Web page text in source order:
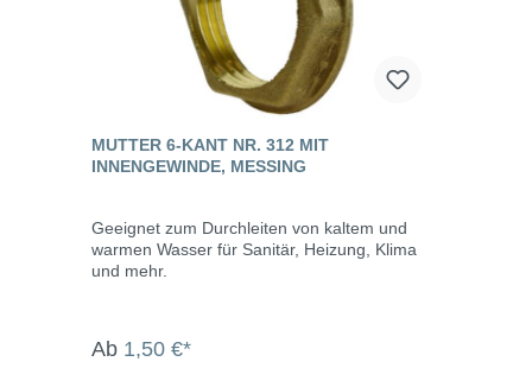
MUTTER 6-KANT NR. 312 MIT
INNENGEWINDE, MESSING
Geeignet zum Durchleiten von kaltem und
warmen Wasser für Sanitär, Heizung, Klima
und mehr.
Ab 1,50 €*